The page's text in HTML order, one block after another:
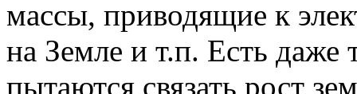
массы, приводящие к
на Земле и т.п. Есть даже
пытаются связать рост